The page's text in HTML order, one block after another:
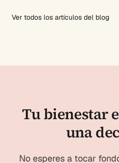
Ver todos los artículos del blog
Tu bienestar
una
No esperes a tocar